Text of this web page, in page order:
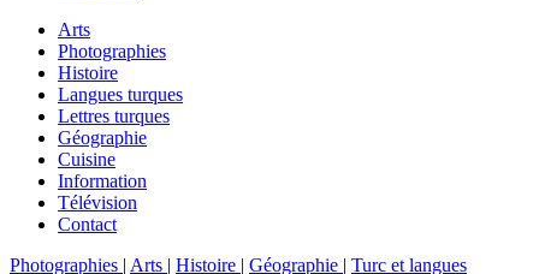
Arts
Photographies
Histoire
Langues turques
Lettres turques
Géographie
Cuisine
Information
Télévision
Contact
Photographies | Arts | Histoire | Géographie | Turc et langues